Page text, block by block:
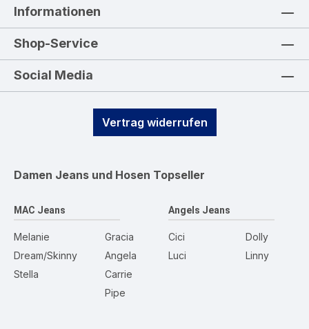
Informationen
Shop-Service
Social Media
Vertrag widerrufen
Damen Jeans und Hosen Topseller
MAC Jeans
Melanie
Dream/Skinny
Stella
Gracia
Angela
Carrie
Pipe
Angels Jeans
Cici
Luci
Dolly
Linny